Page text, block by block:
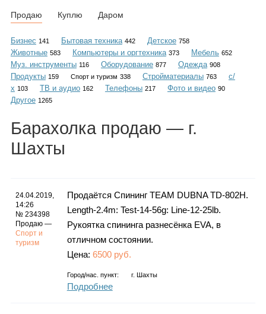
Объявления
Гороскоп
Продаю Куплю Даром
Бизнес 141 Бытовая техника 442 Детское 758
Животные 583 Компьютеры и оргтехника 373 Мебель 652
Муз. инструменты 116 Оборудование 877 Одежда 908
Продукты 159 Спорт и туризм 338 Стройматериалы 763
с/
х 103 ТВ и аудио 162 Телефоны 217 Фото и видео 90
Другое 1265
Барахолка продаю — г.
Шахты
24.04.2019,
14:26
№ 234398
Продаю —
Спорт и
туризм
Продаётся Спининг TEAM DUBNA TD-802H.
Length-2.4m: Test-14-56g: Line-12-25lb.
Рукоятка спининга разнесёнка EVA, в
отличном состоянии.
Цена: 6500 руб.
Город/нас. пункт: г. Шахты
Подробнее